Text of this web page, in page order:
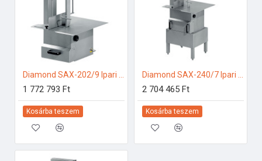
1 772 793 Ft
Kosárba teszem
2 704 465 Ft
Kosárba teszem